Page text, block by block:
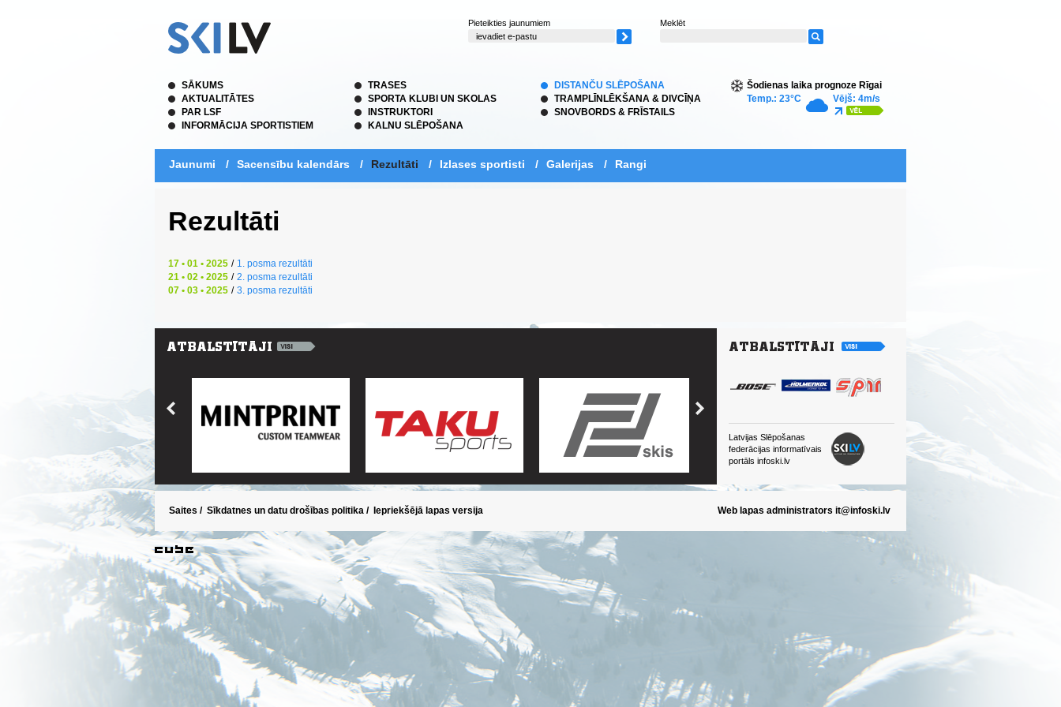
Pieteikties jaunumiem Meklēt
SĀKUMS
AKTUALITĀTES
PAR LSF
INFORMĀCIJA SPORTISTIEM
TRASES
SPORTA KLUBI UN SKOLAS
INSTRUKTORI
KALNU SLĒPOŠANA
DISTANČU SLĒPOŠANA
TRAMPLĪNLĒKŠANA & DIVCĪŅA
SNOVBORDS & FRĪSTAILS
Šodienas laika prognoze Rīgai
Temp.: 23°C
Vējš: 4m/s
Jaunumi / Sacensību kalendārs / Rezultāti / Izlases sportisti / Galerijas / Rangi
Rezultāti
17 • 01 • 2025 / 1. posma rezultāti
21 • 02 • 2025 / 2. posma rezultāti
07 • 03 • 2025 / 3. posma rezultāti
Latvijas Slēpošanas
federācijas informatīvais
portāls infoski.lv
Saites / Sīkdatnes un datu drošības politika / Iepriekšējā lapas versija Web lapas administrators it@infoski.lv